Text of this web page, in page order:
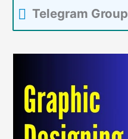
Telegram Group